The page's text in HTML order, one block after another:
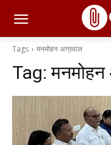
Tags मनमोहन अग्रवाल
Tag: